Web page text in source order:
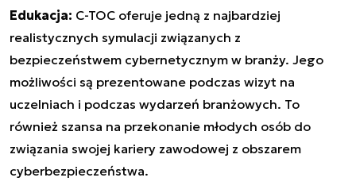
Edukacja: C-TOC oferuje jedną z najbardziej
realistycznych symulacji związanych z
bezpieczeństwem cybernetycznym w branży. Jego
możliwości są prezentowane podczas wizyt na
uczelniach i podczas wydarzeń branżowych. To
również szansa na przekonanie młodych osób do
związania swojej kariery zawodowej z obszarem
cyberbezpieczeństwa.